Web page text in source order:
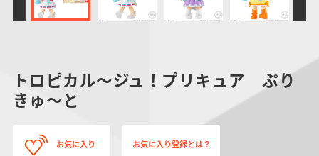
トロピカル～ジュ！プリキュア ぷり
きゅ～と
お気に入り お気に入り登録とは？